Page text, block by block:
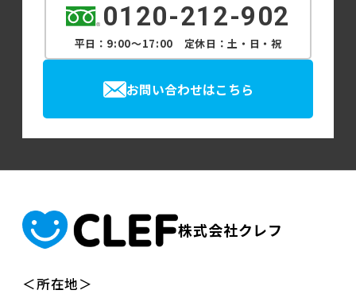
0120-212-902
平日：9:00～17:00 定休日：土・日・祝
お問い合わせはこちら
株式会社クレフ
＜所在地＞